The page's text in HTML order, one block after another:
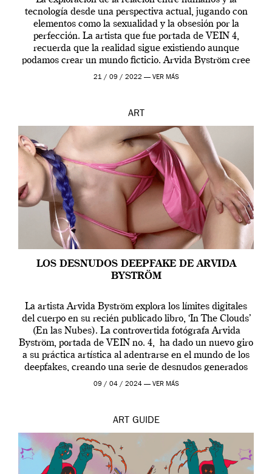
tecnología desde una perspectiva actual, jugando con
elementos como la sexualidad y la obsesión por la
perfección. La artista que fue portada de VEIN 4,
recuerda que la realidad sigue existiendo aunque
podamos crear un mundo ficticio. Arvida Byström cree
que los humanos tienen un complejo […]
21 / 09 / 2022 — VER MÁS
ART
LOS DESNUDOS DEEPFAKE DE ARVIDA
BYSTRÖM
La artista Arvida Byström explora los límites digitales
del cuerpo en su recién publicado libro, ‘In The Clouds’
(En las Nubes). La controvertida fotógrafa Arvida
Byström, portada de VEIN no. 4, ha dado un nuevo giro
a su práctica artística al adentrarse en el mundo de los
deepfakes, creando una serie de desnudos generados
por […]
09 / 04 / 2024 — VER MÁS
ART GUIDE